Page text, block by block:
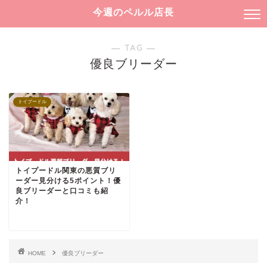
今週のペルル店長
― TAG ―
優良ブリーダー
トイプードル
トイプードル関東の悪質ブリ
ーダー見分ける5ポイント！優
良ブリーダーと口コミも紹
介！
HOME 優良ブリーダー